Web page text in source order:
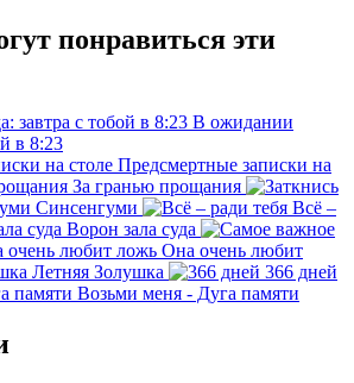
понравиться эти
В ожидании
в 8:23
Предсмертные записки на
За гранью прощания
Синсенгуми
Всё –
Ворон зала суда
Она очень любит
Летняя Золушка
366 дней
Возьми меня - Дуга памяти